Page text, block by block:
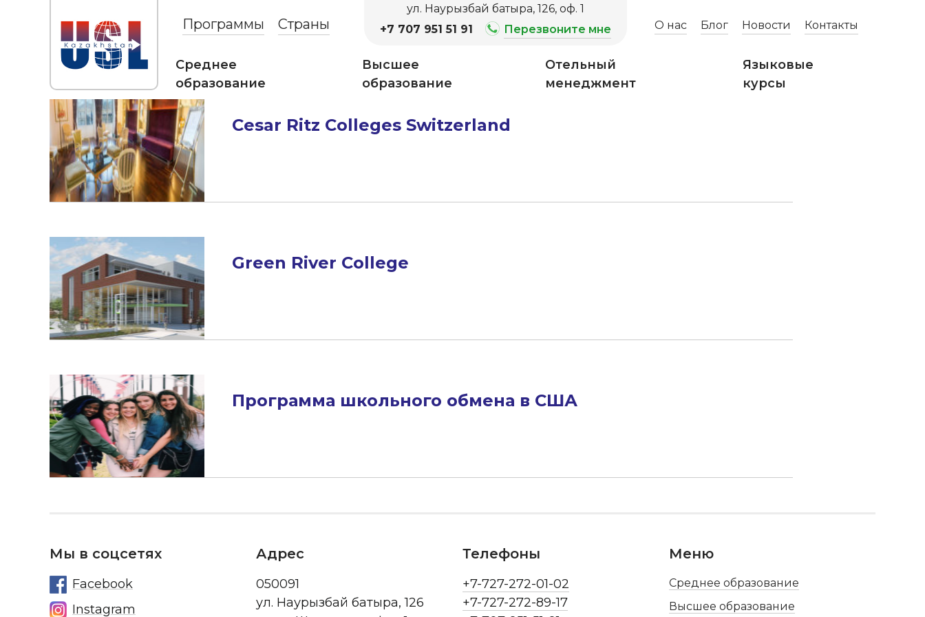
Программы Страны
ул. Наурызбай батыра, 126, оф. 1
+7 707 951 51 91
Перезвоните мне О нас Блог Новости Контакты
Среднее
образование
Высшее
образование
Отельный
менеджмент
Языковые
курсы
Cesar Ritz Colleges Switzerland
Green River College
Программа школьного обмена в США
Мы в соцсетях
Facebook
Instagram
Адрес
050091
ул. Наурызбай батыра, 126
Телефоны
+7-727-272-01-02
+7-727-272-89-17
Меню
Среднее образование
Высшее образование